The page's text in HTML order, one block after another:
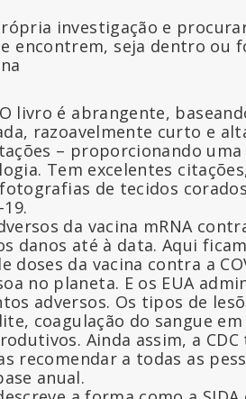
investigação e
encontrem, seja dentro ou
livro é abrangente,
razoavelmente curto e
– proporcionando
Tem excelentes
de tecidos
da vacina mRNA
danos até à data. Aqui
da vacina contra a
no planeta. E os EUA
adversos. Os tipos de
coagulação do sangue
Ainda assim, a CDC
recomendar a todas as
anual.